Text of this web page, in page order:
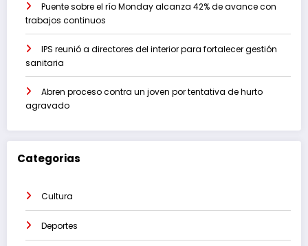
Puente sobre el río Monday alcanza 42% de avance con
trabajos continuos
IPS reunió a directores del interior para fortalecer gestión
sanitaria
Abren proceso contra un joven por tentativa de hurto
agravado
Categorias
Cultura
Deportes